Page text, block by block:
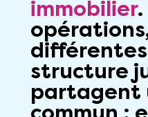
immobilier.
structure
partagent